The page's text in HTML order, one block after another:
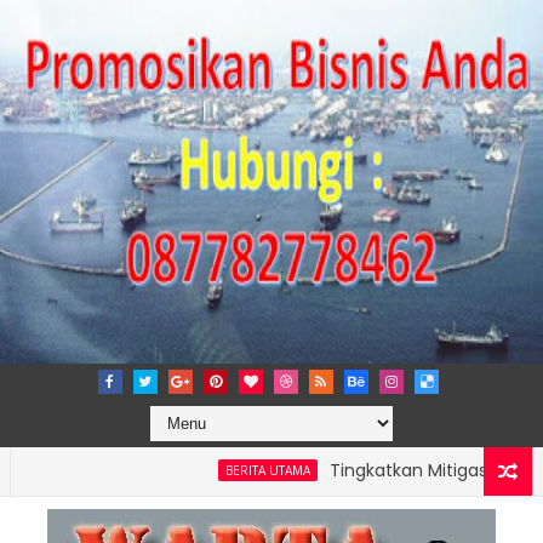
BERITA UTAMA
Tingkatkan Mitigasi Risiko, IPC
PERKUAT KAPASITAS TPK NILAM MELALUI PENAMBAHAN E-RTG